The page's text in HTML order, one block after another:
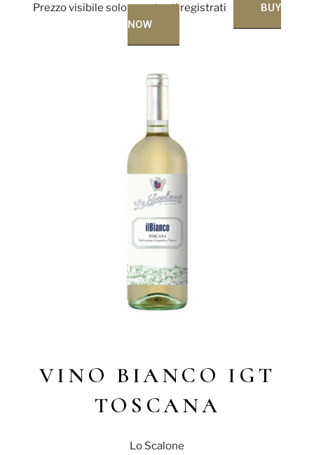
Prezzo visibile solo per utenti registrati
BUY
NOW
VINO BIANCO IGT
TOSCANA
Lo Scalone